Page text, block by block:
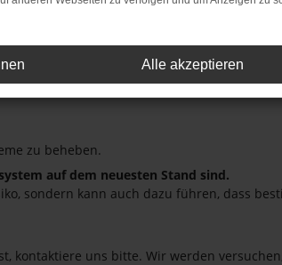
Laden bestimmter Seiten verhindern.
zu beheben.
auf dem neuesten Stand sind.
sondern kann auch dazu führen, dass
kontaktiere uns bitte. Wir werden
Alle akzeptieren